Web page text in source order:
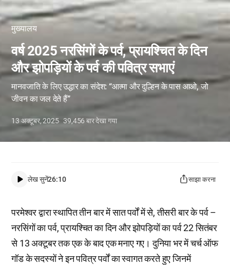
मुख्यालय
वर्ष 2025 नरसिंगों के पर्व, प्रायश्चित के दिन
और झोपड़ियों के पर्व की पवित्र सभाएं
मानवजाति के लिए उद्धार का संदेश: “आत्मा और दुल्हिन के पास आओ, जो
जीवन का जल देते हैं”
13 अक्टूबर, 2025 39,456बार देखा गया
लेख सुनें26:10 साझा करना
परमेश्वर द्वारा स्थापित तीन बार में सात पर्वों में से, तीसरी बार के पर्व –
नरसिंगों का पर्व, प्रायश्चित का दिन और झोपड़ियों का पर्व 22 सितंबर
से 13 अक्टूबर तक एक के बाद एक मनाए गए। दुनिया भर में चर्च ऑफ
गॉड के सदस्यों ने इन पवित्र पर्वों का स्वागत करते हुए जिनमें